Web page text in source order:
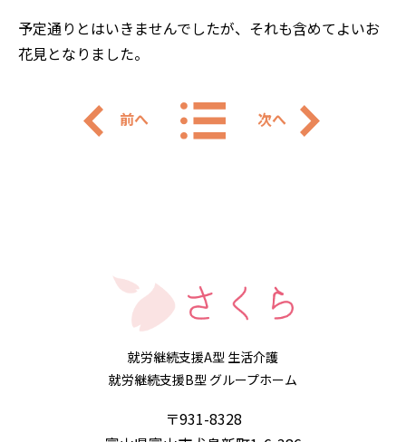
予定通りとはいきませんでしたが、それも含めてよいお
花見となりました。
前へ 次へ
就労継続支援A型 生活介護
就労継続支援B型 グループホーム
〒931-8328